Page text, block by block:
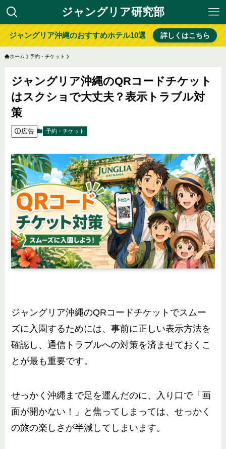
ジャングリア研究部
ジャングリア沖縄のおすすめホテル10選 詳しくはこちら
ホーム 予約・チケット
ジャングリア沖縄のQRコードチケット
はスクショで大丈夫？表示トラブル対
策
広告 予約・チケット
ジャングリア沖縄のQRコードチケットでスムー
ズに入園するためには、事前に正しい表示方法を
確認し、通信トラブルへの対策を済ませておくこ
とが最も重要です。
せっかく沖縄まで足を運んだのに、入り口で「画
面が開かない！」と焦ってしまっては、せっかく
の旅の楽しさが半減してしまいます。